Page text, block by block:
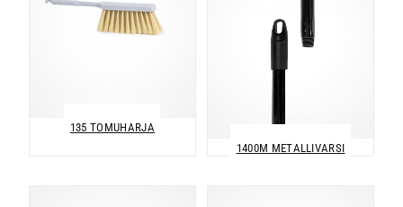
135 TOMUHARJA
1400M METALLIVARSI